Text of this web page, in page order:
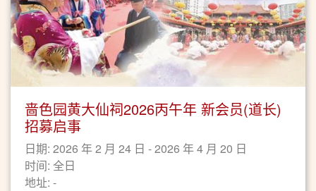
啬色园黄大仙祠2026丙午年 新会员(道长)
招募启事
日期: 2026 年 2 月 24 日 - 2026 年 4 月 20 日
时间: 全日
地址: -